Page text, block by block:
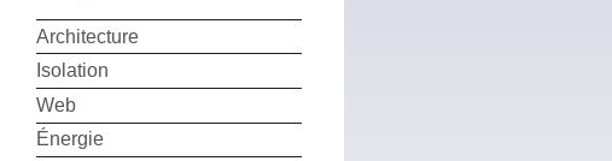
Architecture
Isolation
Web
Énergie